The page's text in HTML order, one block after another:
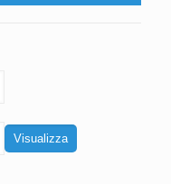
Visualizza